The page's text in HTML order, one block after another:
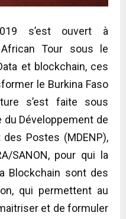
s’est ouvert à
African Tour sous le
et blockchain, ces
le Burkina Faso
s’est faite sous
du Développement de
des Postes (MDENP),
SANON, pour qui la
Blockchain sont des
qui permettent au
et de formuler